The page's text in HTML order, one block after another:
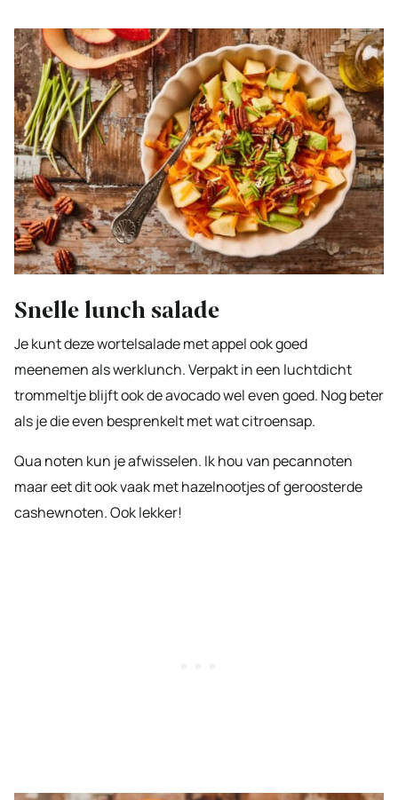
Snelle lunch salade
Je kunt deze wortelsalade met appel ook goed
meenemen als werklunch. Verpakt in een luchtdicht
trommeltje blijft ook de avocado wel even goed. Nog beter
als je die even besprenkelt met wat citroensap.
Qua noten kun je afwisselen. Ik hou van pecannoten
maar eet dit ook vaak met hazelnootjes of geroosterde
cashewnoten. Ook lekker!